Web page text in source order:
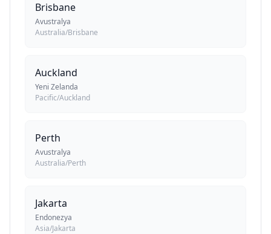
Brisbane
Avustralya
Australia/Brisbane
Auckland
Yeni Zelanda
Pacific/Auckland
Perth
Avustralya
Australia/Perth
Jakarta
Endonezya
Asia/Jakarta